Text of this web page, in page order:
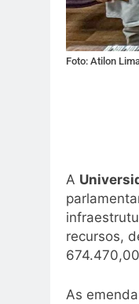
Foto: Atilon
A
recursos,
As